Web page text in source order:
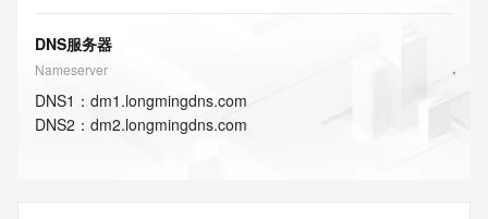
DNS服务器
Nameserver
DNS1 ： dm1.longmingdns.com
DNS2 ： dm2.longmingdns.com